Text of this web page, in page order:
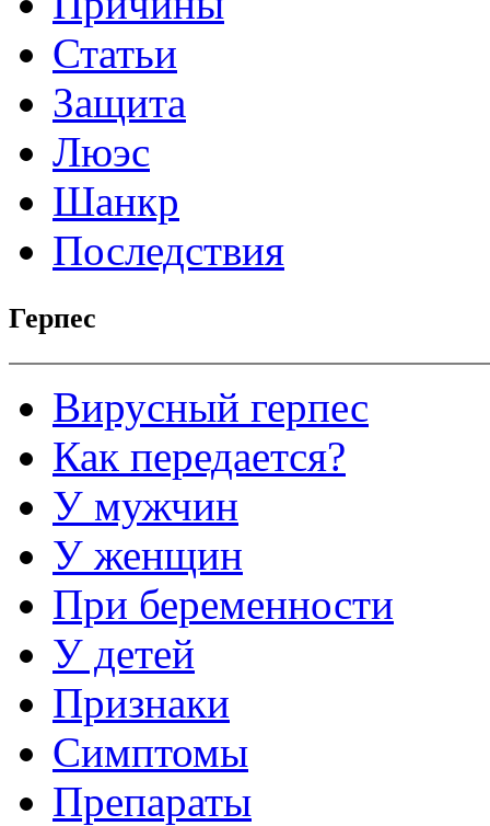
Статьи
Защита
Люэс
Шанкр
Последствия
Герпес
Вирусный герпес
Как передается?
У мужчин
У женщин
При беременности
У детей
Признаки
Симптомы
Препараты